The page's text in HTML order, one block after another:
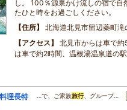
し。 100％源泉かけ流しの宿で自
たひと時をお過ごしください。
住所
北海道北見市留辺蘂町滝
アクセス
北見市からは車で
は車で約2時間、温根湯温泉道の
理長特
…で、ご家族旅行、グループ…